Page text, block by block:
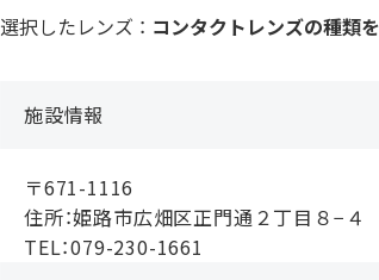
選択したレンズ ： コンタクトレンズの種類
施設情報
〒671-1116
住所：姫路市広畑区正門通２丁目８−４
TEL：079-230-1661